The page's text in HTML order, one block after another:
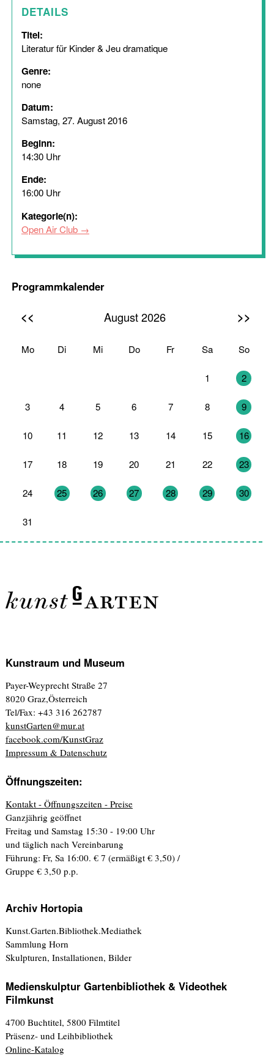
DETAILS
Titel:
Literatur für Kinder & Jeu dramatique
Genre:
none
Datum:
Samstag, 27. August 2016
Beginn:
14:30 Uhr
Ende:
16:00 Uhr
Kategorie(n):
Open Air Club
Programmkalender
<< August 2026 >>
Mo Di Mi Do Fr Sa So
1 2
3 4 5 6 7 8 9
10 11 12 13 14 15 16
17 18 19 20 21 22 23
24 25 26 27 28 29 30
31
Kunstraum und Museum
Payer-Weyprecht Straße 27
8020 Graz,Österreich
Tel/Fax: +43 316 262787
kunstGarten@mur.at
facebook.com/KunstGraz
Impressum & Datenschutz
Öffnungszeiten:
Kontakt - Öffnungszeiten - Preise
Ganzjährig geöffnet
Freitag und Samstag 15:30 - 19:00 Uhr
und täglich nach Vereinbarung
Führung: Fr, Sa 16:00. € 7 (ermäßigt € 3,50) /
Gruppe € 3,50 p.p.
Archiv Hortopia
Kunst.Garten.Bibliothek.Mediathek
Sammlung Horn
Skulpturen, Installationen, Bilder
Medienskulptur Gartenbibliothek & Videothek
Filmkunst
4700 Buchtitel, 5800 Filmtitel
Präsenz- und Leihbibliothek
Online-Katalog